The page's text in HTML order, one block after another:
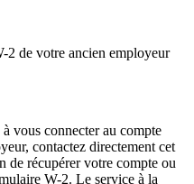
2 de votre ancien employeur
vous connecter au compte
contactez directement cet
de récupérer votre compte ou
W-2. Le service à la